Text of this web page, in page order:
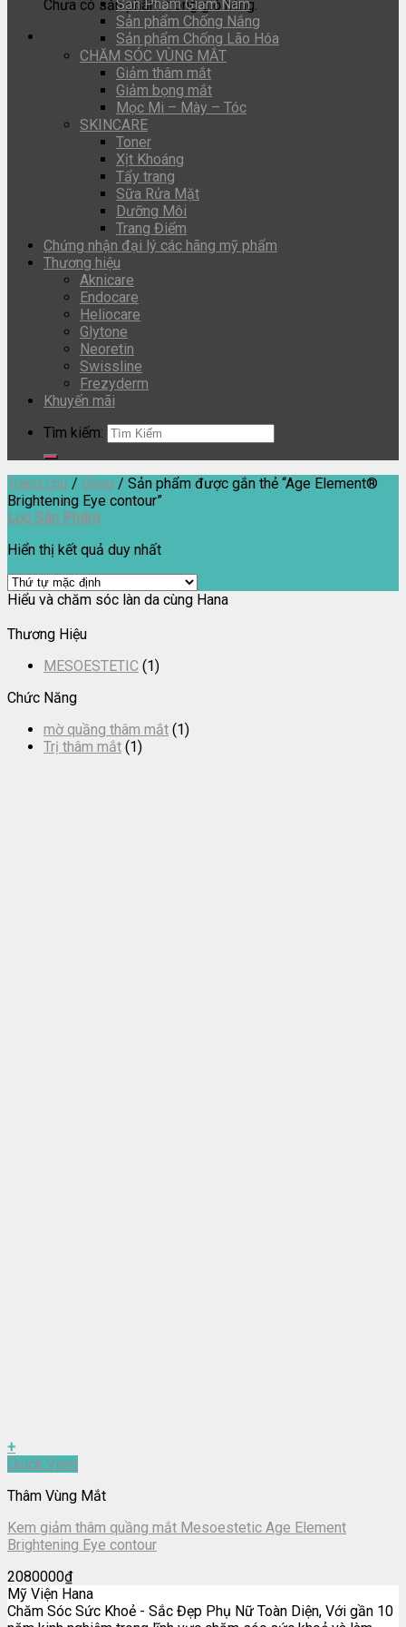
Chưa có sản phẩm trong giỏ hàng.
Sản Phẩm Giảm Nám
Sản phẩm Chống Nắng
Sản phẩm Chống Lão Hóa
CHĂM SÓC VÙNG MẮT
Giảm thâm mắt
Giảm bọng mắt
Mọc Mi – Mày – Tóc
SKINCARE
Toner
Xịt Khoáng
Tẩy trang
Sữa Rửa Mặt
Dưỡng Môi
Trang Điểm
Chứng nhận đại lý các hãng mỹ phẩm
Thương hiệu
Aknicare
Endocare
Heliocare
Glytone
Neoretin
Swissline
Frezyderm
Khuyến mãi
Tìm kiếm:
Trang chủ / Shop / Sản phẩm được gắn thẻ “Age Element®
Brightening Eye contour”
Lọc Sản Phẩm
Hiển thị kết quả duy nhất
Hiểu và chăm sóc làn da cùng Hana
Thương Hiệu
MESOESTETIC (1)
Chức Năng
mờ quầng thâm mắt (1)
Trị thâm mắt (1)
+
Quick View
Thâm Vùng Mắt
Kem giảm thâm quầng mắt Mesoestetic Age Element
Brightening Eye contour
2080000₫
Mỹ Viện Hana
Chăm Sóc Sức Khoẻ - Sắc Đẹp Phụ Nữ Toàn Diện, Với gần 10